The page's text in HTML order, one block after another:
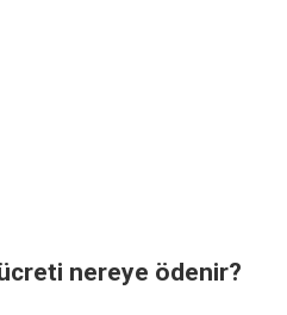
nereye ödenir?